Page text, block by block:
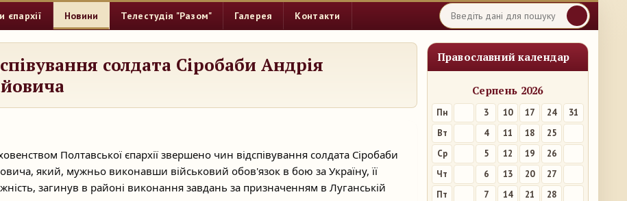
єпархії Новини Телестудія "Разом" Галерея Контакти
Православний календар
Серпень 2026
Пн 3 10 17 24
31
Вт
4 11 18
25
Ср
5 12 19
26
Чт
6 13 20
27
Пт
7 14 21
28
солдата Сіробаби Андрія
Полтавської єпархії звершено чин відспівування солдата Сіробаби
який, мужньо виконавши військовий обов'язок в бою за Україну, її
загинув в районі виконання завдань за призначенням в Луганській